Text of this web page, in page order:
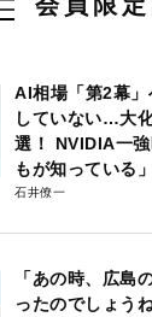
AI相場「第2幕
していない…大
選！ NVIDIA一
もが知っている
石井僚一
「あの時、広島
ったのでしょう